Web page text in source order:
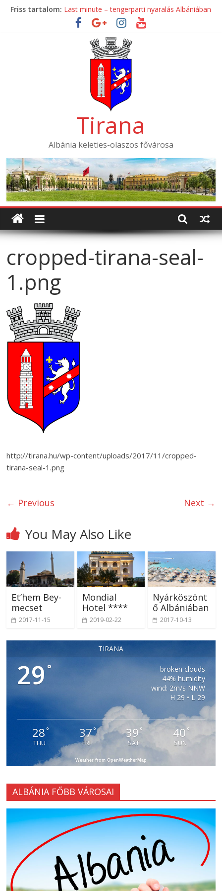
SkipFriss tartalom: Last minute – tengerparti nyaralás Albániában
Mondial Hotel ****
Mak Albania Hotel *****
La Bohème Hotel ****
Tirana International Hotel ****
Tirana
Albánia keleties-olaszos fővárosa
cropped-tirana-seal-
1.png
http://tirana.hu/wp-content/uploads/2017/11/cropped-
tirana-seal-1.png
← Previous Next →
You May Also Like
Et’hem Bey-
mecset
2017-11-15
Mondial
Hotel ****
2019-02-22
Nyárköszönt
ő Albániában
2017-10-13
TIRANA
29 °
broken clouds
44% humidity
wind: 2m/s NNW
H 29 • L 29
28°
THU
37°
FRI
39 °
SAT
40 °
SUN
Weather from OpenWeatherMap
ALBÁNIA FŐBB VÁROSAI